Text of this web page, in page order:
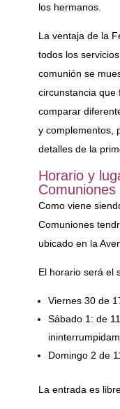
los hermanos.
La ventaja de la
todos los
comunión se
circunstancia
comparar
y complementos,
detalles de la
Horario y
Comuniones
Como viene
Comuniones
ubicado en la
El horario será el
Viernes 30 de
Sábado 1: de
Domingo 2 de
La entrada es